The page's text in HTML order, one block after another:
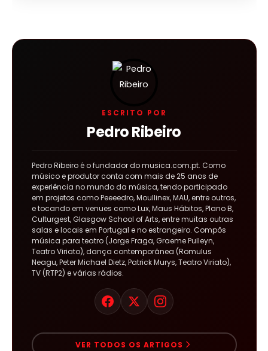
ESCRITO POR
Pedro Ribeiro
Pedro Ribeiro é o fundador do musica.com.pt. Como
músico e produtor conta com mais de 25 anos de
experiência no mundo da música, tendo participado
em projetos como Peeeedro, Moullinex, MAU, entre outros,
e tocando em venues como Lux, Maus Hábitos, Plano B,
Culturgest, Glasgow School of Arts, entre muitas outras
salas e locais em Portugal e no estrangeiro. Compôs
música para teatro (Jorge Fraga, Graeme Pulleyn,
Teatro Viriato), dança contemporânea (Romulus
Neagu, Peter Michael Dietz, Patrick Murys, Teatro Viriato),
TV (RTP2) e várias rádios.
VER TODOS OS ARTIGOS